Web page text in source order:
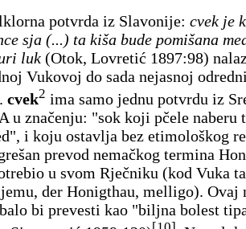
potvrda iz Slavonije: cvek je
sja (...) ta kiša bude pomišana
luk (Otok, Lovretić 1897:98)
Vukovoj do sada nejasnoj
cvek2 ima samo jednu potvrdu iz
u značenju: "sok koji pčele naberu
i koju ostavlja bez etimološkog
prevod nemačkog termina
u svom Rječniku (kod Vuka
der Honigthau, melligo). Ovaj
bi prevesti kao "biljna bolest